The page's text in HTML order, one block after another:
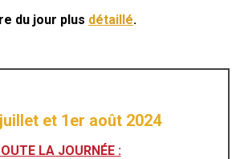
du jour plus détaillé.
et 1er août 2024
LA JOURNÉE :